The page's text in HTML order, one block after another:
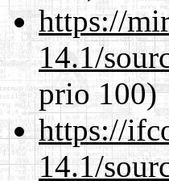
https://
14.1/
prio 100)
https://
14.1/